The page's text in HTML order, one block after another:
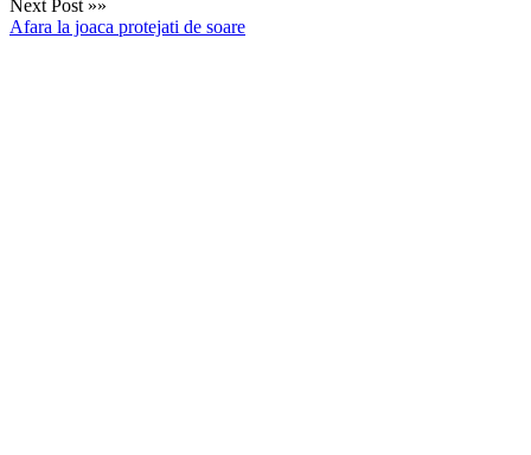
Next Post »»
Afara la joaca protejati de soare